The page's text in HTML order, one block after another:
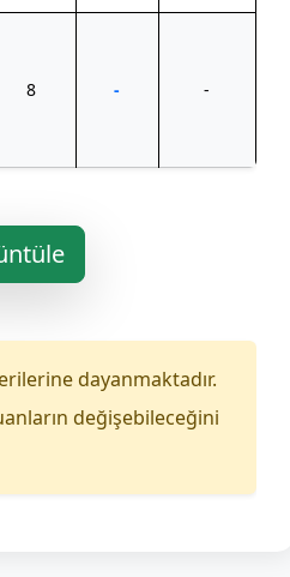
8 - -
dayanmaktadır.
değişebileceğini